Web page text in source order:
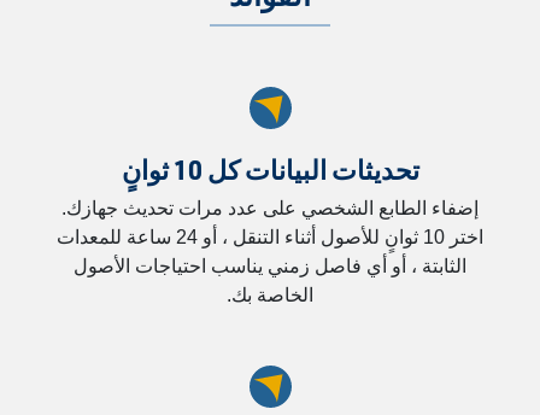
تحديثات البيانات كل 10 ثوانٍ
إضفاء الطابع الشخصي على عدد مرات تحديث جهازك.
اختر 10 ثوانٍ للأصول أثناء التنقل ، أو 24 ساعة للمعدات
الثابتة ، أو أي فاصل زمني يناسب احتياجات الأصول
الخاصة بك.